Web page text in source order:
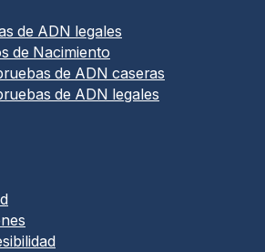
de ADN legales
de Nacimiento
de ADN caseras
de ADN legales